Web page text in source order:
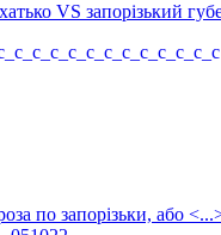
VS запорізький
по запорізьки, або